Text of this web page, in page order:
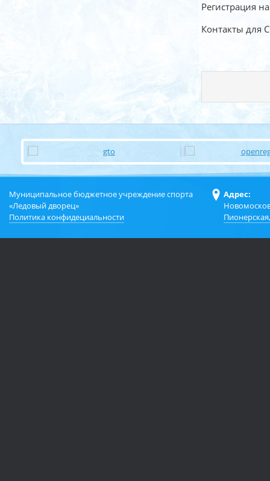
Регистрация
Контакты для
Муниципальное бюджетное учреждение спорта
«Ледовый дворец»
Политика конфидециальности
Адрес: